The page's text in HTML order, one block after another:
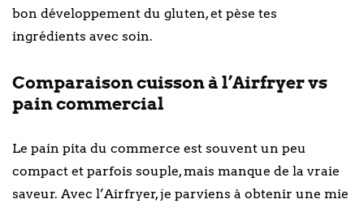
bon développement du gluten, et pèse tes
ingrédients avec soin.
Comparaison cuisson à l’Airfryer vs
pain commercial
Le pain pita du commerce est souvent un peu
compact et parfois souple, mais manque de la vraie
saveur. Avec l’Airfryer, je parviens à obtenir une mie